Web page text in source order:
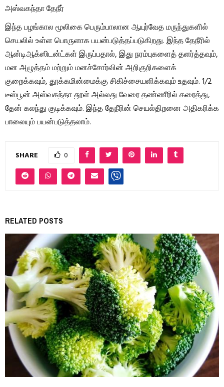
அஸ்வகந்தா தேநீர்
இந்த பழங்கால மூலிகை பெரும்பாலான ஆயுர்வேத மருந்துகளில்
செயலில் உள்ள பொருளாக பயன்படுத்தப்படுகிறது. இந்த தேநீரில்
ஆன்டிஆக்ஸிடன்ட்கள் இருப்பதால், இது நரம்புகளைத் தளர்த்தவும்,
மன அழுத்தம் மற்றும் மனச்சோர்வின் அறிகுறிகளைக்
குறைக்கவும், தூக்கமின்மைக்கு சிகிச்சையளிக்கவும் உதவும். 1/2
டீஸ்பூன் அஸ்வகந்தா தூள் அல்லது வேரை தண்ணீரில் கரைத்து,
தேன் கலந்து குடிக்கவும். இந்த தேநீரின் செயல்திறனை அதிகரிக்க
பாலையும் பயன்படுத்தலாம்.
SHARE 0
RELATED POSTS